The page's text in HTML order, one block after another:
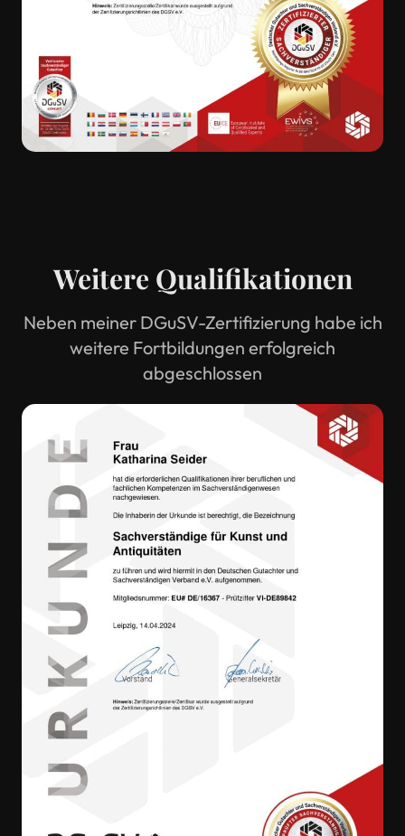
Weitere Qualifikationen
Neben meiner DGuSV-Zertifizierung habe ich
weitere Fortbildungen erfolgreich
abgeschlossen